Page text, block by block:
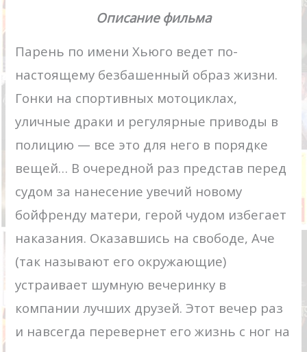
Описание фильма
Парень по имени Хьюго ведет по-
настоящему безбашенный образ жизни.
Гонки на спортивных мотоциклах,
уличные драки и регулярные приводы в
полицию — все это для него в порядке
вещей… В очередной раз представ перед
судом за нанесение увечий новому
бойфренду матери, герой чудом избегает
наказания. Оказавшись на свободе, Аче
(так называют его окружающие)
устраивает шумную вечеринку в
компании лучших друзей. Этот вечер раз
и навсегда перевернет его жизнь с ног на